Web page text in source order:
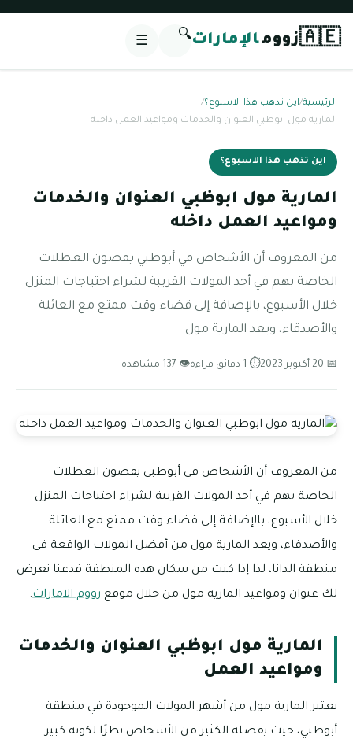
🇦🇪زوومالإمارات🔍
☰
الرئيسية/اين تذهب هذا الاسبوع؟/
المارية مول ابوظبي العنوان والخدمات ومواعيد العمل داخله
اين تذهب هذا الاسبوع؟
المارية مول ابوظبي العنوان والخدمات
ومواعيد العمل داخله
من المعروف أن الأشخاص في أبوظبي يقضون العطلات
الخاصة بهم في أحد المولات القريبة لشراء احتياجات المنزل
خلال الأسبوع، بالإضافة إلى قضاء وقت ممتع مع العائلة
والأصدقاء، ويعد المارية مول
📅 20 أكتوبر 2023 ⏱ 1 دقائق قراءة 👁 137 مشاهدة
من المعروف أن الأشخاص في أبوظبي يقضون العطلات
الخاصة بهم في أحد المولات القريبة لشراء احتياجات المنزل
خلال الأسبوع، بالإضافة إلى قضاء وقت ممتع مع العائلة
والأصدقاء، ويعد المارية مول من أفضل المولات الواقعة في
منطقة الدانا، لذا إذا كنت من سكان هذه المنطقة فدعنا نعرض
لك عنوان ومواعيد المارية مول من خلال موقع زووم الامارات.
المارية مول ابوظبي العنوان والخدمات
ومواعيد العمل
يعتبر المارية مول من أشهر المولات الموجودة في منطقة
أبوظبي، حيث يفضله الكثير من الأشخاص نظرًا لكونه كبير